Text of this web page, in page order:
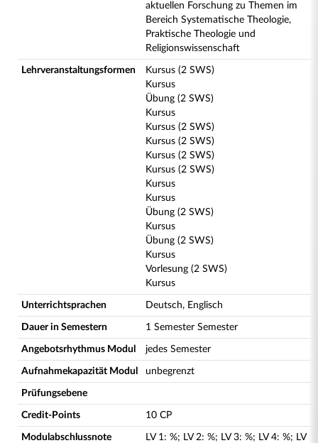
aktuellen Forschung zu Themen im
Bereich Systematische Theologie,
Praktische Theologie und
Religionswissenschaft
Lehrveranstaltungsformen
Kursus (2 SWS)
Kursus
Übung (2 SWS)
Kursus
Kursus (2 SWS)
Kursus (2 SWS)
Kursus (2 SWS)
Kursus (2 SWS)
Kursus
Kursus
Übung (2 SWS)
Kursus
Übung (2 SWS)
Kursus
Vorlesung (2 SWS)
Kursus
Unterrichtsprachen Deutsch, Englisch
Dauer in Semestern 1 Semester Semester
Angebotsrhythmus Modul jedes Semester
Aufnahmekapazität Modul unbegrenzt
Prüfungsebene
Credit-Points 10 CP
Modulabschlussnote LV 1: %; LV 2: %; LV 3: %; LV 4: %; LV